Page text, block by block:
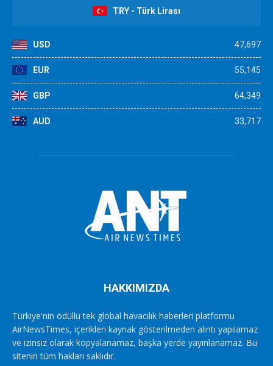
TRY - Türk Lirası
USD 47,697
EUR 55,145
GBP 64,349
AUD 33,717
HAKKIMIZDA
Türkiye'nin ödüllü tek global havacılık haberleri platformu
AirNewsTimes, içerikleri kaynak gösterilmeden alıntı yapılamaz
ve izinsiz olarak kopyalanamaz, başka yerde yayınlanamaz. Bu
sitenin tüm hakları saklıdır.